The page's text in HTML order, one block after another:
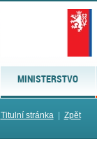
MINISTERSTVO
Titulní stránka| Zpět